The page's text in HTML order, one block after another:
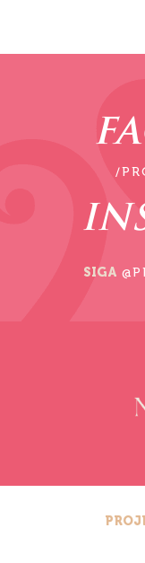
/
SIGA